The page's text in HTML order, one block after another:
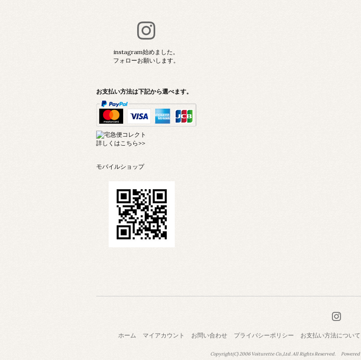
instagram始めました。
フォローお願いします。
お支払い方法は下記から選べます。
詳しくはこちら>>
モバイルショップ
ホーム マイアカウント お問い合わせ プライバシーポリシー お支払い方法について
Copyright(C) 2006 Voiturette Co.,Ltd. All Rights Reserved. Powered